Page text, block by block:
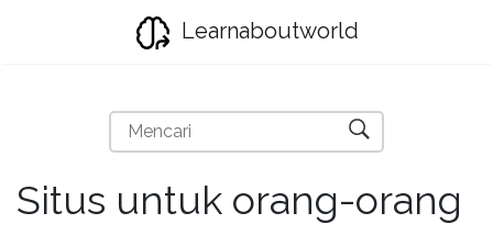
Learnaboutworld
Situs untuk orang-orang